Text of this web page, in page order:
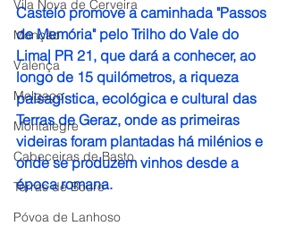
Vila Nova de Cerveira
Monção
Valença
Melgaço
Montalegre
Cabeceiras de Basto
Terras de Bouro
Póvoa de Lanhoso
Castelo promove a caminhada "Passos
de Memória" pelo Trilho do Vale do
Lima| PR 21, que dará a conhecer, ao
longo de 15 quilómetros, a riqueza
paisagística, ecológica e cultural das
Terras de Geraz, onde as primeiras
videiras foram plantadas há milénios e
onde se produzem vinhos desde a
época romana.